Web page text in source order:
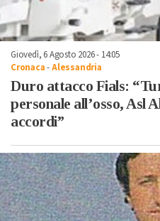
Giovedì, 6 Agosto 2026 - 14:05
Cronaca-Alessandria
Duro attacco Fials:
personale all’osso, Asl
accordi”